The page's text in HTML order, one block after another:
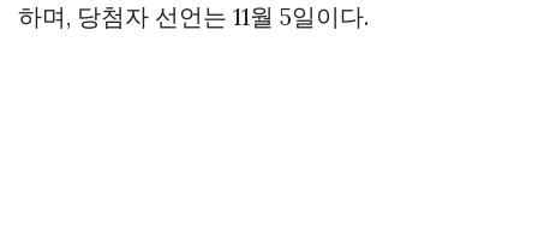
하며, 당첨자 선언는 11월 5일이다.